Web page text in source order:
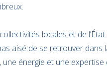
locales et de
aisé de se retrouver
énergie et une